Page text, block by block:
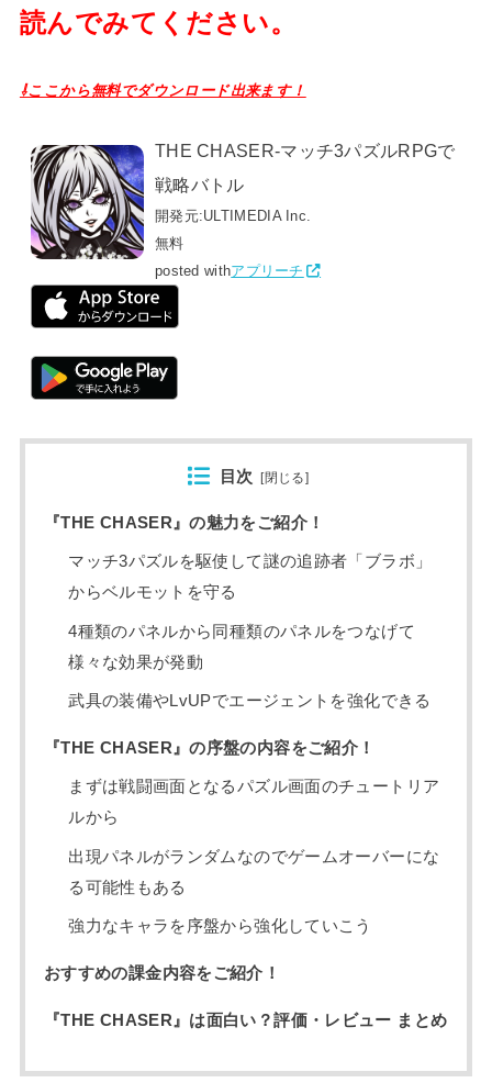
読んでみてください。
⇩ここから無料でダウンロード出来ます！
THE CHASER-マッチ3パズルRPGで
戦略バトル
開発元:ULTIMEDIA Inc.
無料
posted withアプリーチ
目次 [閉じる]
『THE CHASER』の魅力をご紹介！
マッチ3パズルを駆使して謎の追跡者「ブラボ」
からベルモットを守る
4種類のパネルから同種類のパネルをつなげて
様々な効果が発動
武具の装備やLvUPでエージェントを強化できる
『THE CHASER』の序盤の内容をご紹介！
まずは戦闘画面となるパズル画面のチュートリア
ルから
出現パネルがランダムなのでゲームオーバーにな
る可能性もある
強力なキャラを序盤から強化していこう
おすすめの課金内容をご紹介！
『THE CHASER』は面白い？評価・レビュー まとめ